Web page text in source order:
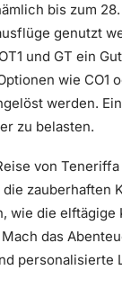
bis zum
genutzt
und GT ein
wie CO1
werden.
zu belasten.
von
wie die
das